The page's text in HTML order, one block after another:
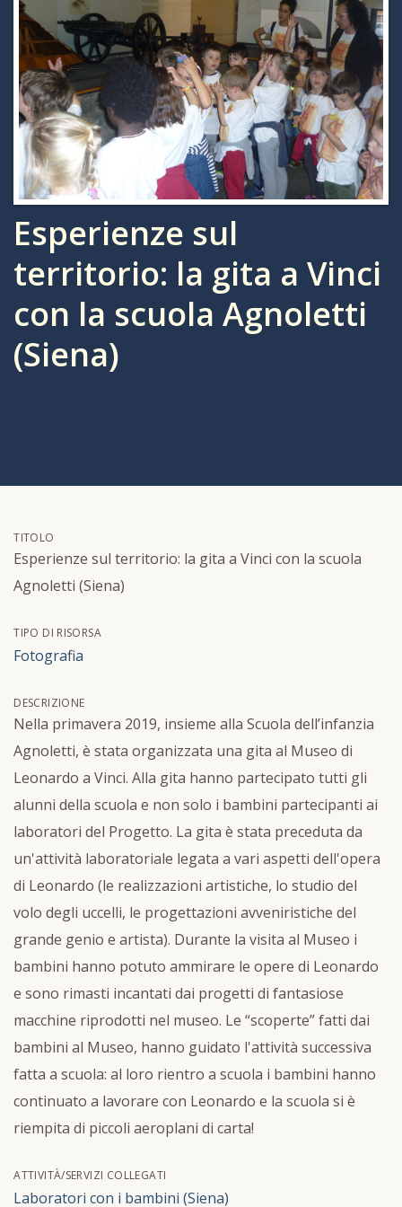
Esperienze sul
territorio: la gita a Vinci
con la scuola Agnoletti
(Siena)
TITOLO
Esperienze sul territorio: la gita a Vinci con la scuola
Agnoletti (Siena)
TIPO DI RISORSA
Fotografia
DESCRIZIONE
Nella primavera 2019, insieme alla Scuola dell’infanzia
Agnoletti, è stata organizzata una gita al Museo di
Leonardo a Vinci. Alla gita hanno partecipato tutti gli
alunni della scuola e non solo i bambini partecipanti ai
laboratori del Progetto. La gita è stata preceduta da
un'attività laboratoriale legata a vari aspetti dell'opera
di Leonardo (le realizzazioni artistiche, lo studio del
volo degli uccelli, le progettazioni avveniristiche del
grande genio e artista). Durante la visita al Museo i
bambini hanno potuto ammirare le opere di Leonardo
e sono rimasti incantati dai progetti di fantasiose
macchine riprodotti nel museo. Le “scoperte” fatti dai
bambini al Museo, hanno guidato l'attività successiva
fatta a scuola: al loro rientro a scuola i bambini hanno
continuato a lavorare con Leonardo e la scuola si è
riempita di piccoli aeroplani di carta!
ATTIVITÀ/SERVIZI COLLEGATI
Laboratori con i bambini (Siena)